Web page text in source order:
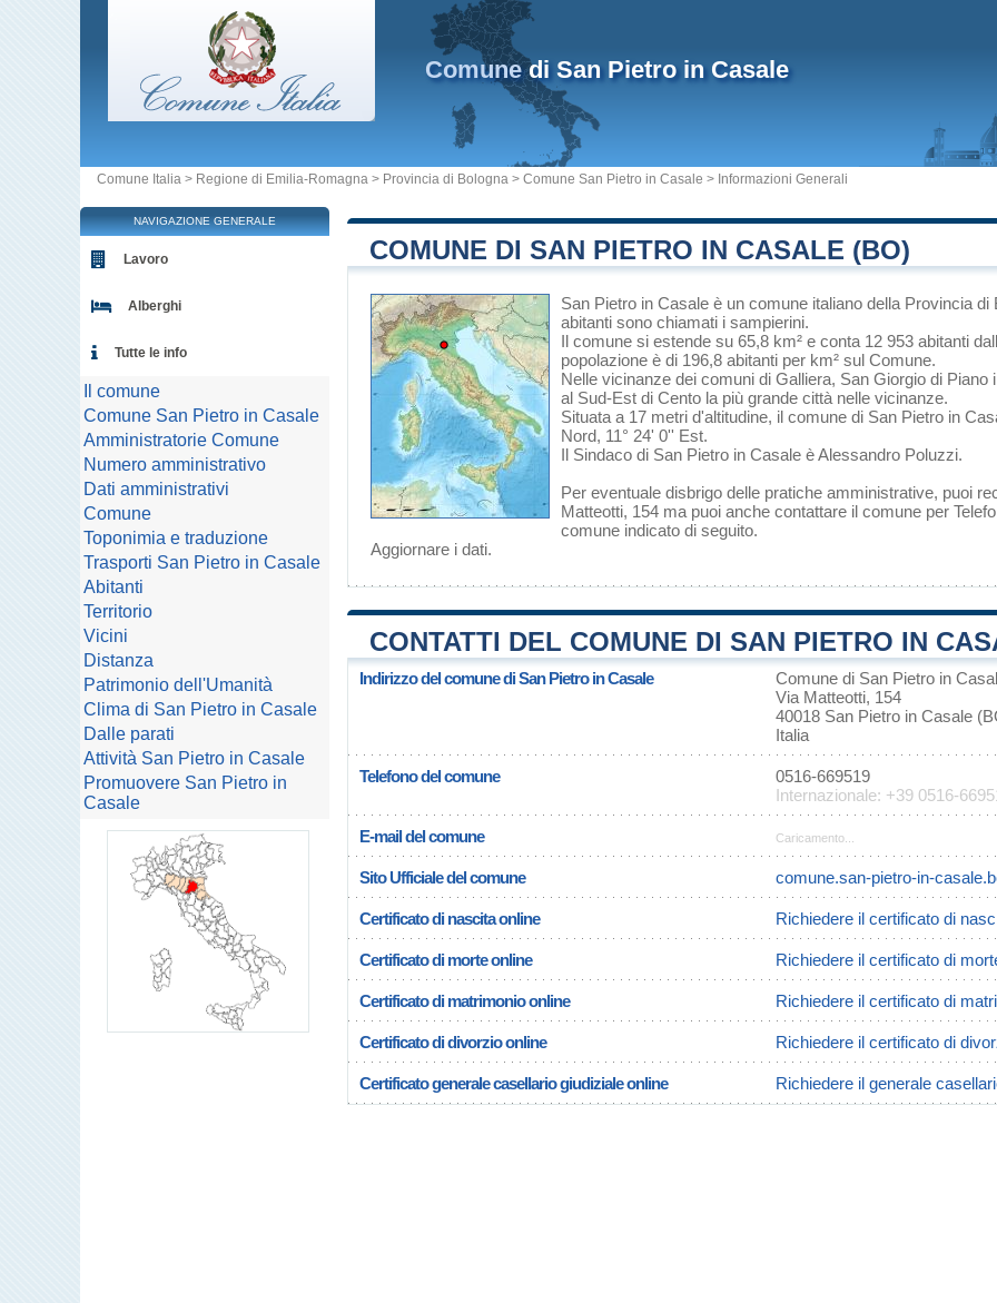
Comunedi San Pietro in Casale
Comune Italia > Regione di Emilia-Romagna > Provincia di Bologna > Comune San Pietro in Casale > Informazioni Generali
COMUNE DI SAN PIETRO IN CASALE (BO)
San Pietro in Casale è un comune italiano della Provincia di
abitanti sono chiamati i sampierini.
Il comune si estende su 65,8 km² e conta 12 953 abitanti
popolazione è di 196,8 abitanti per km² sul Comune.
Nelle vicinanze dei comuni di Galliera, San Giorgio di Piano
al Sud-Est di Cento la più grande città nelle vicinanze.
Situata a 17 metri d'altitudine, il comune di San Pietro in
Nord, 11° 24' 0'' Est.
Il Sindaco di San Pietro in Casale è Alessandro Poluzzi.
Per eventuale disbrigo delle pratiche amministrative, puoi
Matteotti, 154 ma puoi anche contattare il comune per
comune indicato di seguito.
Aggiornare i dati.
CONTATTI DEL COMUNE DI SAN PIETRO IN
Indirizzo del comune di San Pietro in Casale
Comune di San Pietro in
Via Matteotti, 154
40018 San Pietro in Casale
Italia
Telefono del comune
0516-669519
Internazionale: +39 0516-
E-mail del comune Caricamento...
Sito Ufficiale del comune comune.san-pietro-in-
Certificato di nascita online Richiedere il certificato di
Certificato di morte online Richiedere il certificato di
Certificato di matrimonio online Richiedere il certificato di
Certificato di divorzio online Richiedere il certificato di
Certificato generale casellario giudiziale online Richiedere il generale
NAVIGAZIONE GENERALE
Lavoro
Alberghi
Tutte le info
Il comune
Comune San Pietro in Casale
Amministratorie Comune
Numero amministrativo
Dati amministrativi
Comune
Toponimia e traduzione
Trasporti San Pietro in Casale
Abitanti
Territorio
Vicini
Distanza
Patrimonio dell'Umanità
Clima di San Pietro in Casale
Dalle parati
Attività San Pietro in Casale
Promuovere San Pietro in
Casale